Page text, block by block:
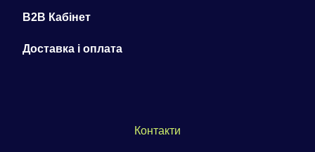
B2B Кабінет
Доставка і оплата
Контакти